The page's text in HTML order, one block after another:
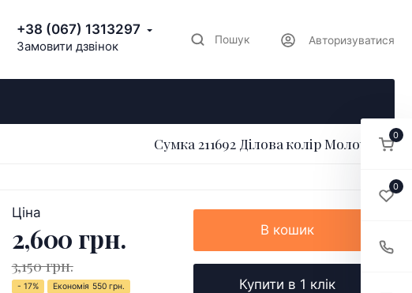
+38 (067) 1313297
Замовити дзвінок Пошук Авторизуватися
Сумка 211692 Ділова колір Молочний
Ціна
2,600 грн.
3,150 грн.
- 17% Економія 550 грн.
В кошик
Купити в 1 клік
0
0